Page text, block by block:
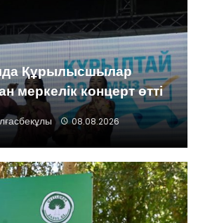
Құрылысшылар
меркелік концерт өтті
08.08.2026